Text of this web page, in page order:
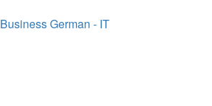
Business German - IT